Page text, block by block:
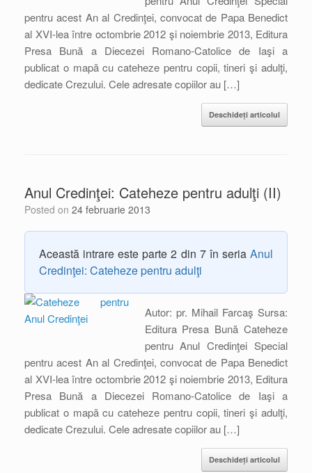
pentru acest An al Credinţei, convocat de Papa Benedict
al XVI-lea între octombrie 2012 şi noiembrie 2013, Editura
Presa Bună a Diecezei Romano-Catolice de Iaşi a
publicat o mapă cu cateheze pentru copii, tineri şi adulţi,
dedicate Crezului. Cele adresate copiilor au […]
Deschideți articolul
Anul Credinţei: Cateheze pentru adulţi (II)
Posted on 24 februarie 2013
Această intrare este parte 2 din 7 în seria Anul
Credinţei: Cateheze pentru adulţi
Autor: pr. Mihail Farcaş Sursa:
Editura Presa Bună Cateheze
pentru Anul Credinţei Special
pentru acest An al Credinţei, convocat de Papa Benedict
al XVI-lea între octombrie 2012 şi noiembrie 2013, Editura
Presa Bună a Diecezei Romano-Catolice de Iaşi a
publicat o mapă cu cateheze pentru copii, tineri şi adulţi,
dedicate Crezului. Cele adresate copiilor au […]
Deschideți articolul